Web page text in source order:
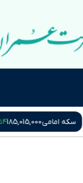
سکه بهار آزادی